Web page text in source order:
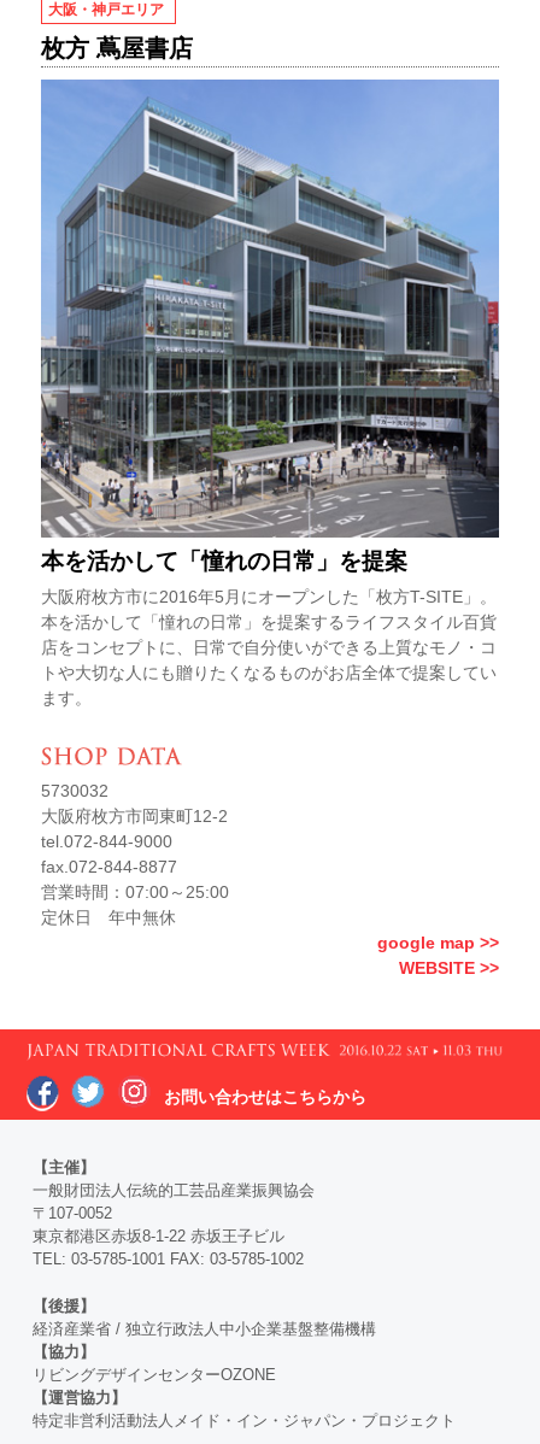
大阪・神戸エリア
枚方 蔦屋書店
本を活かして「憧れの日常」を提案
大阪府枚方市に2016年5月にオープンした「枚方T-SITE」。
本を活かして「憧れの日常」を提案するライフスタイル百貨
店をコンセプトに、日常で自分使いができる上質なモノ・コ
トや大切な人にも贈りたくなるものがお店全体で提案してい
ます。
5730032
大阪府枚方市岡東町12-2
tel.072-844-9000
fax.072-844-8877
営業時間：07:00～25:00
定休日 年中無休
google map >>
WEBSITE >>
お問い合わせはこちらから
【主催】
一般財団法人伝統的工芸品産業振興協会
〒107-0052
東京都港区赤坂8-1-22 赤坂王子ビル
TEL: 03-5785-1001 FAX: 03-5785-1002
【後援】
経済産業省 / 独立行政法人中小企業基盤整備機構
【協力】
リビングデザインセンターOZONE
【運営協力】
特定非営利活動法人メイド・イン・ジャパン・プロジェクト